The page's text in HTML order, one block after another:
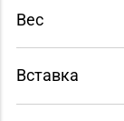
Вес
Вставка